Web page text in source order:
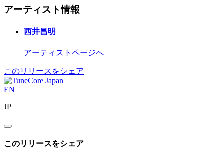
アーティスト情報
西井昌明
アーティストページへ
このリリースをシェア
EN
JP
このリリースをシェア